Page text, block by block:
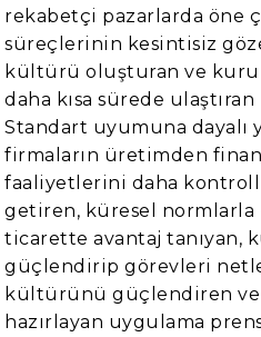
rekabetçi pazarlarda öne
süreçlerinin kesintisiz
kültürü oluşturan ve
daha kısa sürede
Standart uyumuna dayalı
firmaların üretimden
faaliyetlerini daha
getiren, küresel normlarla
ticarette avantaj tanıyan,
güçlendirip görevleri
kültürünü güçlendiren ve
hazırlayan uygulama